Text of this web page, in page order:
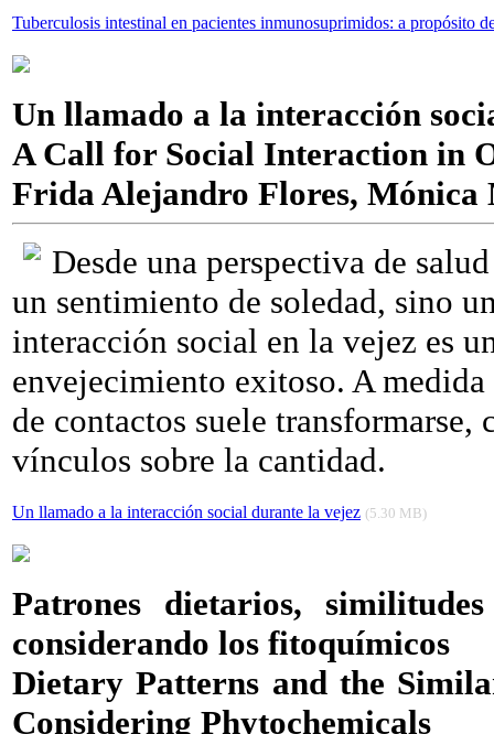
Tuberculosis intestinal en pacientes inmunosuprimidos: a propósito
Un llamado a la interacción
A Call for Social Interaction in
Frida Alejandro Flores, Mónica
Desde una perspectiva de
un sentimiento de soledad, sino
interacción social en la vejez es
envejecimiento exitoso. A medida
de contactos suele
vínculos sobre la cantidad.
Un llamado a la interacción social durante la vejez (5.30 MB)
Patrones dietarios,
considerando los fitoquímicos
Dietary Patterns and the
Considering Phytochemicals